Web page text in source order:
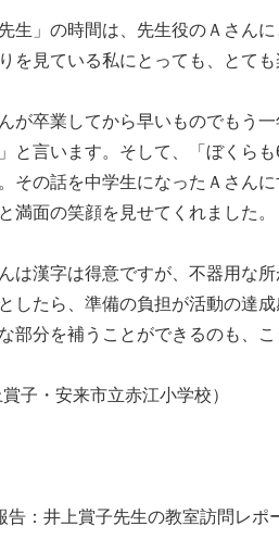
先生」の時間は、先生役のＡさん
を見ている私にとっても、とて
が卒業してから早いものでもう
と言います。そして、「ぼくら
その話を中学生になったＡさん
満面の笑顔を見せてくれました。
は漢字は得意ですが、不器用な
したら、準備の負担が活動の達
部分を補うことができるのも、
子・安来市立赤江小学校）
：井上賞子先生の教室訪問レポ